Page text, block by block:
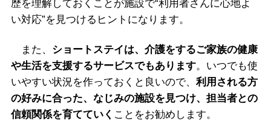
歴を理解しておくことが施設で“利用者さんに心地よ
い対応”を見つけるヒントになります。
また、 ショートステイは、介護をするご家族の健康
や生活を支援するサービスでもあります。いつでも使
いやすい状況を作っておくと良いので、 利用される方
の好みに合った、なじみの施設を見つけ、担当者との
信頼関係を育てていく ことをお勧めします。